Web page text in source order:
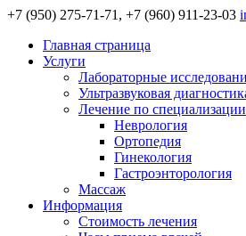
+7 (950) 275-71-71, +7 (960) 911-23-03
Главная страница
Услуги
Лабораторные
Ультразвуковая
Лечение по специализации
Неврология
Ортопедия
Гинекология
Гастроэнторология
Массаж
Информация
Стоимость лечения